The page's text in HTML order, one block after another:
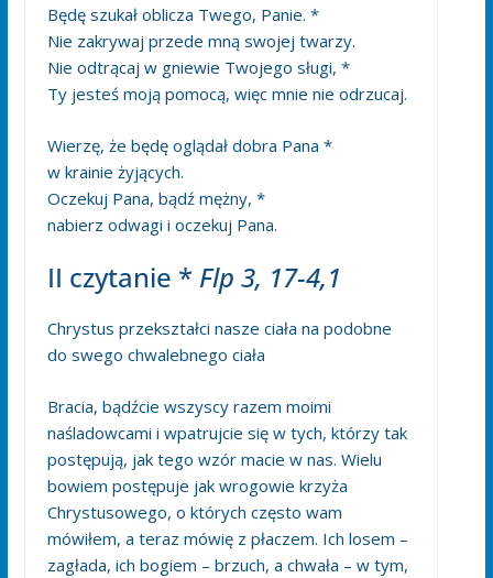
Będę szukał oblicza Twego, Panie. *
Nie zakrywaj przede mną swojej twarzy.
Nie odtrącaj w gniewie Twojego sługi, *
Ty jesteś moją pomocą, więc mnie nie odrzucaj.
Wierzę, że będę oglądał dobra Pana *
w krainie żyjących.
Oczekuj Pana, bądź mężny, *
nabierz odwagi i oczekuj Pana.
II czytanie * Flp 3, 17-4,1
Chrystus przekształci nasze ciała na podobne
do swego chwalebnego ciała
Bracia, bądźcie wszyscy razem moimi
naśladowcami i wpatrujcie się w tych, którzy tak
postępują, jak tego wzór macie w nas. Wielu
bowiem postępuje jak wrogowie krzyża
Chrystusowego, o których często wam
mówiłem, a teraz mówię z płaczem. Ich losem –
zagłada, ich bogiem – brzuch, a chwała – w tym,